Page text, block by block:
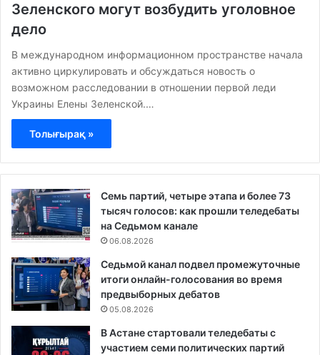
Зеленского могут возбудить уголовное
дело
В международном информационном пространстве начала
активно циркулировать и обсуждаться новость о
возможном расследовании в отношении первой леди
Украины Елены Зеленской.…
Толығырақ »
Семь партий, четыре этапа и более 73
тысяч голосов: как прошли теледебаты
на Седьмом канале
06.08.2026
Седьмой канал подвел промежуточные
итоги онлайн-голосования во время
предвыборных дебатов
05.08.2026
В Астане стартовали теледебаты с
участием семи политических партий